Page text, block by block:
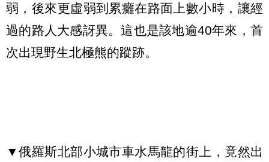
弱，後來更虛弱到累癱在路面上數小時，讓經
過的路人大感訝異。這也是該地逾40年來，首
次出現野生北極熊的蹤跡。
▼俄羅斯北部小城市車水馬龍的街上，竟然出